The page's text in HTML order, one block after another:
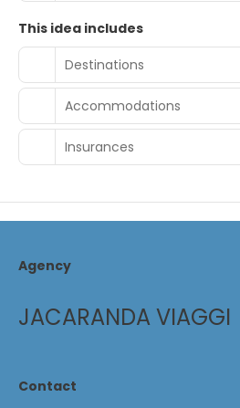
This idea includes
Destinations
Accommodations
Insurances
Agency
JACARANDA VIAGGI
Contact